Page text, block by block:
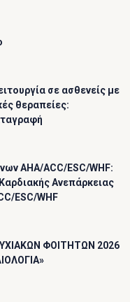
σε ασθενείς με
θεραπείες:
AHA/ACC/ESC/WHF:
Ανεπάρκειας
ESC/WHF
ΦΟΙΤΗΤΩΝ 2026